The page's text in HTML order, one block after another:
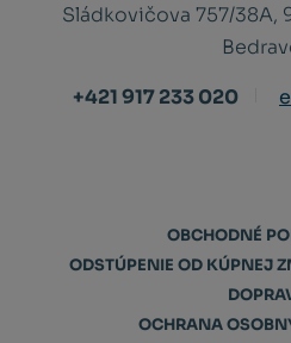
Sládkovičova 757/38A,
+421 917 233 020
OBCHODNÉ
ODSTÚPENIE OD KÚPNEJ
OCHRANA